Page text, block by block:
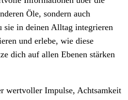
Öle, sondern auch
sie in deinen Alltag integrieren
und erlebe, wie diese
dich auf allen Ebenen stärken
wertvoller Impulse, Achtsamkeit